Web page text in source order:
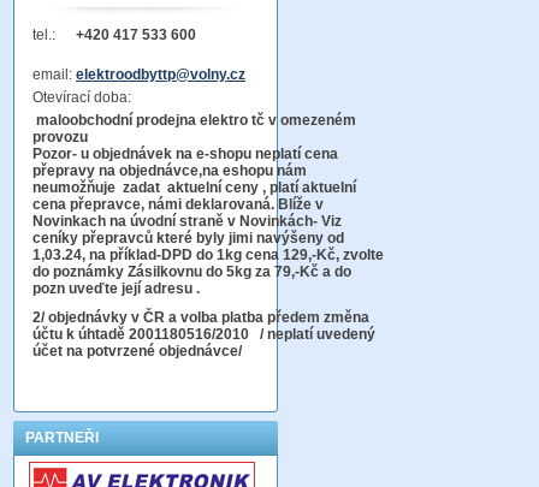
tel.: +420 417 533 600
email: elektroodbyttp@volny.cz
Otevírací doba:
maloobchodní prodejna elektro tč v omezeném
provozu
Pozor- u objednávek na e-shopu neplatí cena
přepravy na objednávce,na eshopu nám
neumožňuje zadat aktuelní ceny , platí aktuelní
cena přepravce, námi deklarovaná. Blíže v
Novinkach na úvodní straně v Novinkách- Viz
ceníky přepravců které byly jimi navýšeny od
1,03.24, na příklad-DPD do 1kg cena 129,-Kč, zvolte
do poznámky Zásilkovnu do 5kg za 79,-Kč a do
pozn uveďte její adresu .
2/ objednávky v ČR a volba platba předem změna
účtu k úhtadě 2001180516/2010 / neplatí uvedený
účet na potvrzené objednávce/
PARTNEŘI